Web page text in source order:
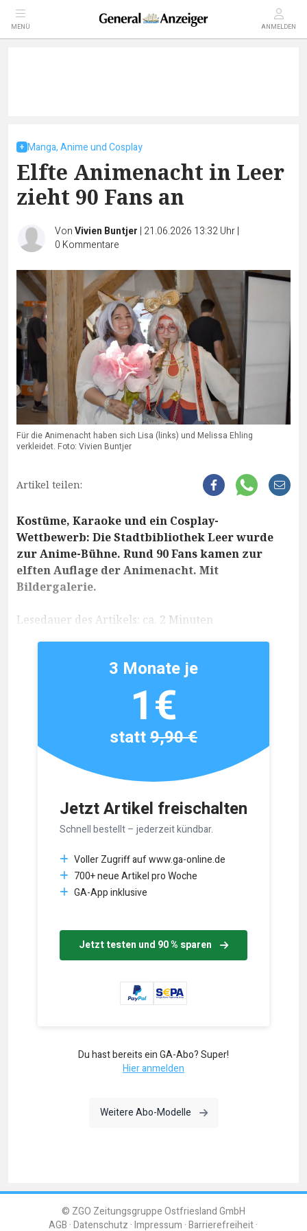
MENÜ ANMELDEN
Manga, Anime und Cosplay
Elfte Animenacht in Leer
zieht 90 Fans an
VonVivien Buntjer | 21.06.2026 13:32 Uhr|
0 Kommentare
Für die Animenacht haben sich Lisa (links) und Melissa Ehling
verkleidet. Foto: Vivien Buntjer
Artikel teilen:
Kostüme, Karaoke und ein Cosplay-
Wettbewerb: Die Stadtbibliothek Leer wurde
zur Anime-Bühne. Rund 90 Fans kamen zur
elften Auflage der Animenacht. Mit
Bildergalerie.
Lesedauer des Artikels: ca. 2 Minuten
Jetzt Artikel freischalten
Schnell bestellt – jederzeit kündbar.
Voller Zugriff auf www.ga-online.de
700+ neue Artikel pro Woche
GA-App inklusive
Jetzt testen und 90 % sparen
3 Monate je
1€
statt9,90 €
Du hast bereits ein GA-Abo? Super!
Hier anmelden
Weitere Abo-Modelle
© ZGO Zeitungsgruppe Ostfriesland GmbH
AGB Datenschutz Impressum Barrierefreiheit